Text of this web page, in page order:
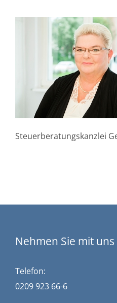
Steuerberatungskanzlei
Nehmen Sie mit
Telefon:
0209 923 66-6